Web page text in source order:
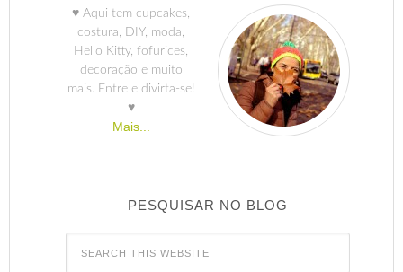
♥ Aqui tem cupcakes,
costura, DIY, moda,
Hello Kitty, fofurices,
decoração e muito
mais. Entre e divirta-se!
♥
Mais...
PESQUISAR NO BLOG